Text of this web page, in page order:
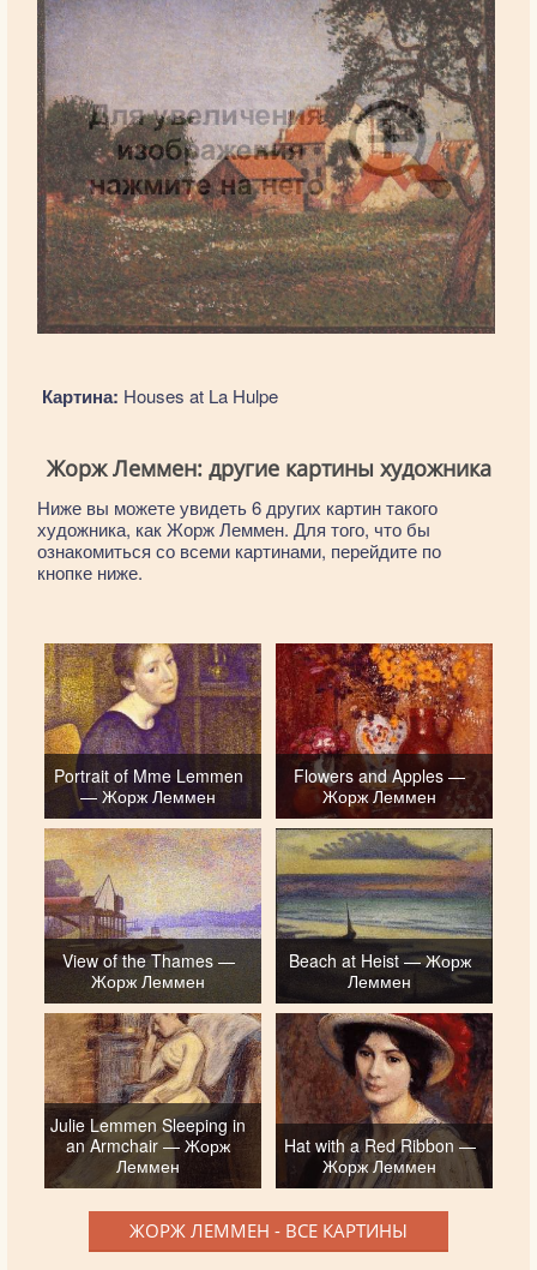
Картина: Houses at La Hulpe
Жорж Леммен: другие картины художника
Ниже вы можете увидеть 6 других картин такого
художника, как Жорж Леммен. Для того, что бы
ознакомиться со всеми картинами, перейдите по
кнопке ниже.
Portrait of Mme Lemmen
— Жорж Леммен
Flowers and Apples —
Жорж Леммен
View of the Thames —
Жорж Леммен
Beach at Heist — Жорж
Леммен
Julie Lemmen Sleeping in
an Armchair — Жорж
Леммен
Hat with a Red Ribbon —
Жорж Леммен
ЖОРЖ ЛЕММЕН - ВСЕ КАРТИНЫ